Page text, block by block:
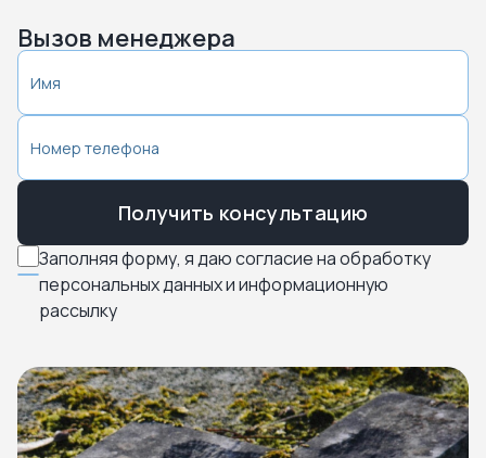
Вызов менеджера
Заполняя форму, я даю согласие на обработку
персональных данных и информационную
рассылку
Получить консультацию